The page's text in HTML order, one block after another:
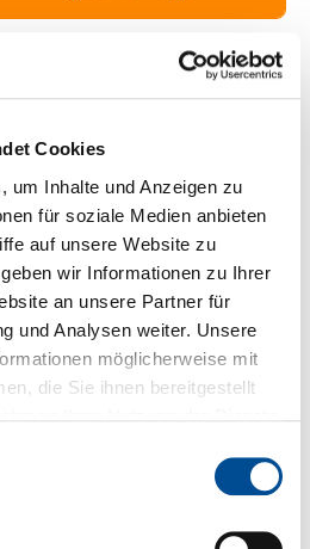
Cookies
um Inhalte und Anzeigen zu
für soziale Medien anbieten
auf unsere Website zu
wir Informationen zu Ihrer
an unsere Partner für
und Analysen weiter. Unsere
möglicherweise mit
die Sie ihnen bereitgestellt
zum Produkt
zum Produkt
zum Produkt?